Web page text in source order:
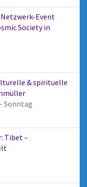
Event
Society in
& spirituelle
Sonntag
Tibet –